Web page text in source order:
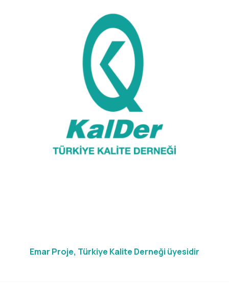
Emar Proje, Türkiye Kalite Derneği üyesidir